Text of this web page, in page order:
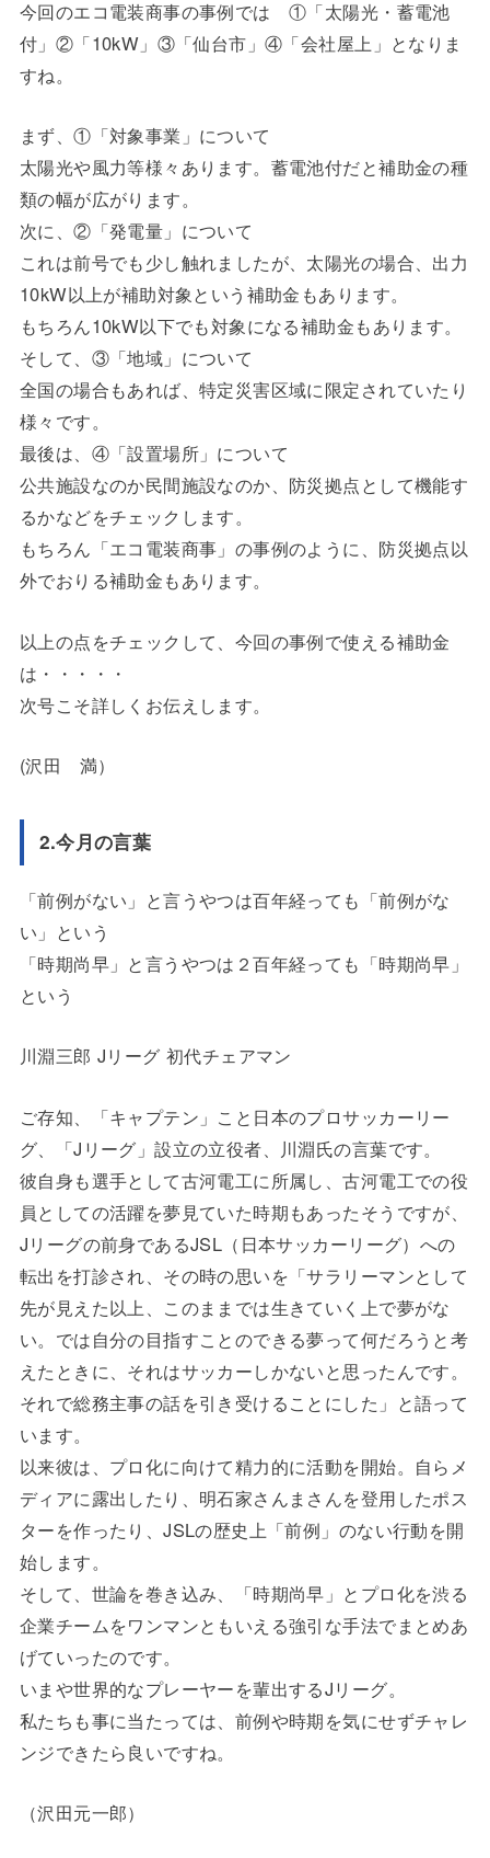
今回のエコ電装商事の事例では ①「太陽光・蓄電池
付」②「10kW」③「仙台市」④「会社屋上」となりま
すね。
まず、①「対象事業」について
太陽光や風力等様々あります。蓄電池付だと補助金の種
類の幅が広がります。
次に、②「発電量」について
これは前号でも少し触れましたが、太陽光の場合、出力
10kW以上が補助対象という補助金もあります。
もちろん10kW以下でも対象になる補助金もあります。
そして、③「地域」について
全国の場合もあれば、特定災害区域に限定されていたり
様々です。
最後は、④「設置場所」について
公共施設なのか民間施設なのか、防災拠点として機能す
るかなどをチェックします。
もちろん「エコ電装商事」の事例のように、防災拠点以
外でおりる補助金もあります。
以上の点をチェックして、今回の事例で使える補助金
は・・・・・
次号こそ詳しくお伝えします。
(沢田 満）
2.今月の言葉
「前例がない」と言うやつは百年経っても「前例がな
い」という
「時期尚早」と言うやつは２百年経っても「時期尚早」
という
川淵三郎 Jリーグ 初代チェアマン
ご存知、「キャプテン」こと日本のプロサッカーリー
グ、「Jリーグ」設立の立役者、川淵氏の言葉です。
彼自身も選手として古河電工に所属し、古河電工での役
員としての活躍を夢見ていた時期もあったそうですが、
Jリーグの前身であるJSL（日本サッカーリーグ）への
転出を打診され、その時の思いを「サラリーマンとして
先が見えた以上、このままでは生きていく上で夢がな
い。では自分の目指すことのできる夢って何だろうと考
えたときに、それはサッカーしかないと思ったんです。
それで総務主事の話を引き受けることにした」と語って
います。
以来彼は、プロ化に向けて精力的に活動を開始。自らメ
ディアに露出したり、明石家さんまさんを登用したポス
ターを作ったり、JSLの歴史上「前例」のない行動を開
始します。
そして、世論を巻き込み、「時期尚早」とプロ化を渋る
企業チームをワンマンともいえる強引な手法でまとめあ
げていったのです。
いまや世界的なプレーヤーを輩出するJリーグ。
私たちも事に当たっては、前例や時期を気にせずチャレ
ンジできたら良いですね。
（沢田元一郎）